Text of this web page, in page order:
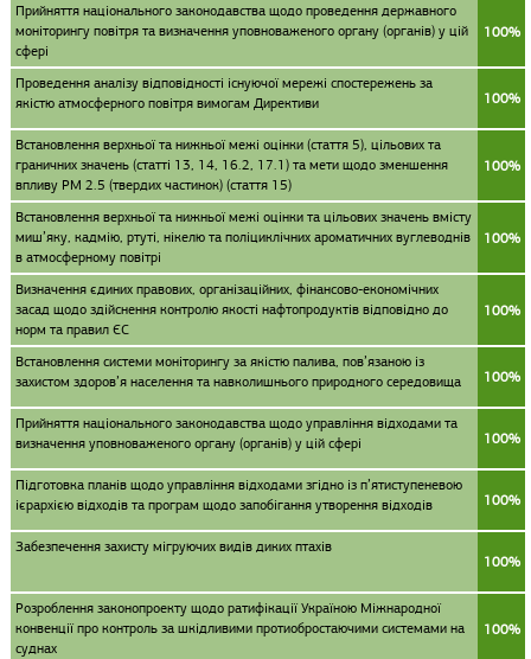
Прийняття національного законодавства щодо проведення державного
моніторингу повітря та визначення уповноваженого органу (органів) у цій
сфері
100%
Проведення аналізу відповідності існуючої мережі спостережень за
якістю атмосферного повітря вимогам Директиви
100%
Встановлення верхньої та нижньої межі оцінки (стаття 5), цільових та
граничних значень (статті 13, 14, 16.2, 17.1) та мети щодо зменшення
впливу PM 2.5 (твердих частинок) (стаття 15)
100%
Встановлення верхньої та нижньої межі оцінки та цільових значень вмісту
миш’яку, кадмію, ртуті, нікелю та поліциклічних ароматичних вуглеводнів
в атмосферному повітрі
100%
Визначення єдиних правових, організаційних, фінансово-економічних
засад щодо здійснення контролю якості нафтопродуктів відповідно до
норм та правил ЄС
100%
Встановлення системи моніторингу за якістю палива, пов’язаною із
захистом здоров’я населення та навколишнього природного середовища
100%
Прийняття національного законодавства щодо управління відходами та
визначення уповноваженого органу (органів) у цій сфері
100%
Підготовка планів щодо управління відходами згідно із п’ятиступеневою
ієрархією відходів та програм щодо запобігання утворення відходів
100%
Забезпечення захисту мігруючих видів диких птахів
100%
Розроблення законопроекту щодо ратифікації Україною Міжнародної
конвенції про контроль за шкідливими протиобростаючими системами на
суднах
100%